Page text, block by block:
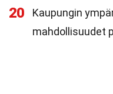
20
Kaupungin
mahdollisuudet